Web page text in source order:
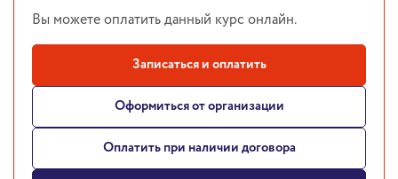
Вы можете оплатить данный курс онлайн.
Записаться и оплатить
Оформиться от организации
Оплатить при наличии договора